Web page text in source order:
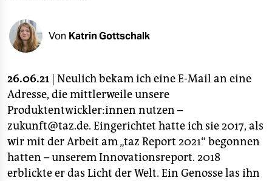
genossenschaft
Von Katrin Gottschalk
26.06.21 | Neulich bekam ich eine E-Mail an eine
Adresse, die mittlerweile unsere
Produktentwickler:innen nutzen –
zukunft@taz.de. Eingerichtet hatte ich sie 2017, als
wir mit der Arbeit am „taz Report 2021“ begonnen
hatten – unserem Innovationsreport. 2018
erblickte er das Licht der Welt. Ein Genosse las ihn